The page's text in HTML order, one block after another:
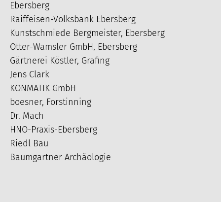
Ebersberg
Raiffeisen-Volksbank Ebersberg
Kunstschmiede Bergmeister, Ebersberg
Otter-Wamsler GmbH, Ebersberg
Gärtnerei Köstler, Grafing
Jens Clark
KONMATIK GmbH
boesner, Forstinning
Dr. Mach
HNO-Praxis-Ebersberg
Riedl Bau
Baumgartner Archäologie